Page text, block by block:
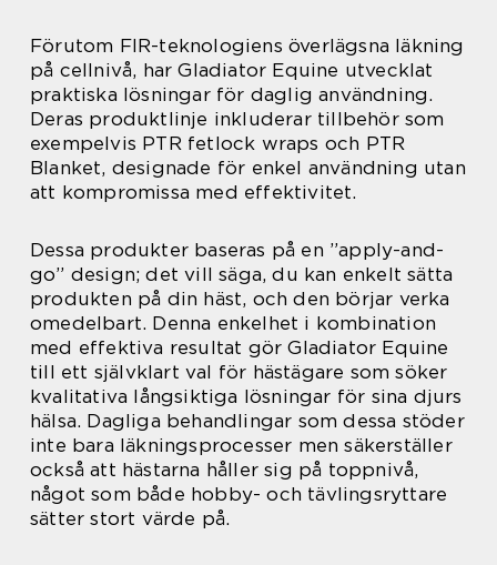
Förutom FIR-teknologiens överlägsna läkning
på cellnivå, har Gladiator Equine utvecklat
praktiska lösningar för daglig användning.
Deras produktlinje inkluderar tillbehör som
exempelvis PTR fetlock wraps och PTR
Blanket, designade för enkel användning utan
att kompromissa med effektivitet.
Dessa produkter baseras på en ”apply-and-
go” design; det vill säga, du kan enkelt sätta
produkten på din häst, och den börjar verka
omedelbart. Denna enkelhet i kombination
med effektiva resultat gör Gladiator Equine
till ett självklart val för hästägare som söker
kvalitativa långsiktiga lösningar för sina djurs
hälsa. Dagliga behandlingar som dessa stöder
inte bara läkningsprocesser men säkerställer
också att hästarna håller sig på toppnivå,
något som både hobby- och tävlingsryttare
sätter stort värde på.